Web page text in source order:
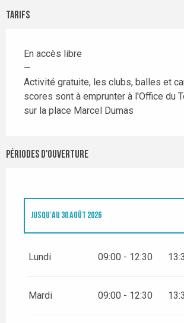
Tarifs
En accès libre
—
Activité gratuite, les clubs, balles et
scores sont à emprunter à l'Office du
sur la place Marcel Dumas
Périodes d'ouverture
JUSQU'AU 30 AOÛT 2026
Lundi 09:00 - 12:30
Mardi 09:00 - 12:30